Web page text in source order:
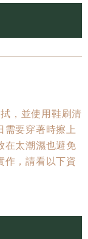
，並使用鞋刷清
需要穿著時擦上
在太潮濕也避免
作，請看以下資